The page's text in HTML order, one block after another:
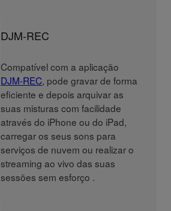
DJM-REC
Compatível com a aplicação
DJM-REC, pode gravar de forma
eficiente e depois arquivar as
suas misturas com facilidade
através do iPhone ou do iPad,
carregar os seus sons para
serviços de nuvem ou realizar o
streaming ao vivo das suas
sessões sem esforço .